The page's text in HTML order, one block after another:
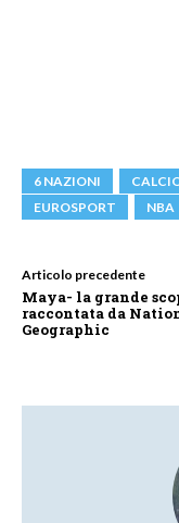
6 NAZIONI
EUROSPORT
NBA
Articolo precedente
Maya- la grande
raccontata da
Geographic